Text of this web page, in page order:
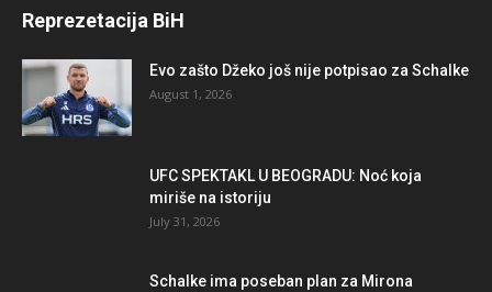
Reprezetacija BiH
Evo zašto Džeko još nije potpisao za Schalke
August 1, 2026
UFC SPEKTAKL U BEOGRADU: Noć koja
miriše na istoriju
July 31, 2026
Schalke ima poseban plan za Mirona